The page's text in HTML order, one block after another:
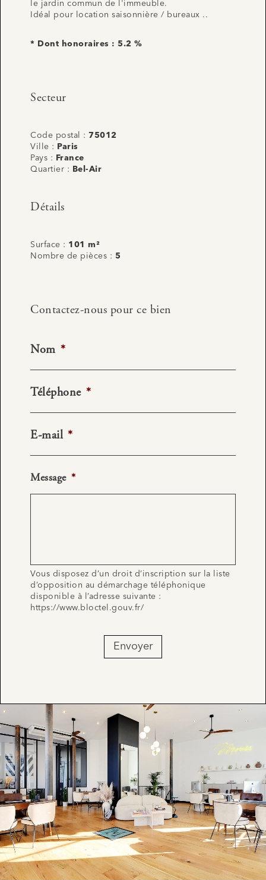
le jardin commun de l'immeuble.
Idéal pour location saisonnière / bureaux ..
* Dont honoraires : 5.2 %
Secteur
Code postal : 75012
Ville :
Paris
Pays :
France
Quartier :
Bel-Air
Détails
Surface : 101 m²
Nombre de pièces : 5
Contactez-nous pour ce bien
Nom *
Téléphone *
E-mail *
Message *
Vous disposez d’un droit d’inscription sur la liste
d’opposition au démarchage téléphonique
disponible à l’adresse suivante :
https://www.bloctel.gouv.fr/
Envoyer